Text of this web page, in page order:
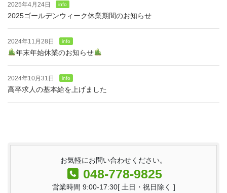
2025年4月24日 info
2025ゴールデンウィーク休業期間のお知らせ
2024年11月28日 info
年末年始休業のお知らせ
2024年10月31日 info
高卒求人の基本給を上げました
お気軽にお問い合わせください。
048-778-9825
営業時間 9:00-17:30[ 土日・祝日除く ]